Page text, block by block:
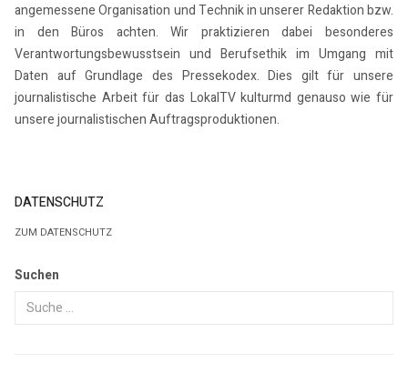
angemessene Organisation und Technik in unserer Redaktion bzw.
in den Büros achten. Wir praktizieren dabei besonderes
Verantwortungsbewusstsein und Berufsethik im Umgang mit
Daten auf Grundlage des Pressekodex. Dies gilt für unsere
journalistische Arbeit für das LokalTV kulturmd genauso wie für
unsere journalistischen Auftragsproduktionen.
DATENSCHUTZ
ZUM DATENSCHUTZ
Suchen